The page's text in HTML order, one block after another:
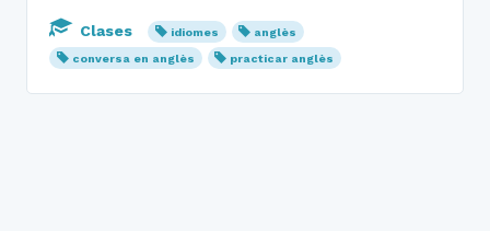
Clases idiomes
anglès
conversa en anglès
practicar anglès